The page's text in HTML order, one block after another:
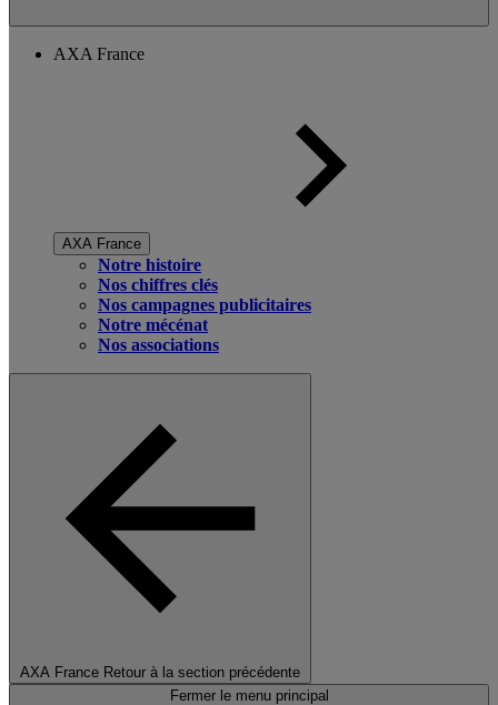
AXA France
AXA France
Notre histoire
Nos chiffres clés
Nos campagnes publicitaires
Notre mécénat
Nos associations
AXA France Retour à la section précédente
Fermer le menu principal